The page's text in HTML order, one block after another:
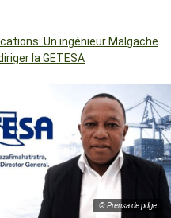
Un ingénieur Malgache
la GETESA
© Prensa de pdge